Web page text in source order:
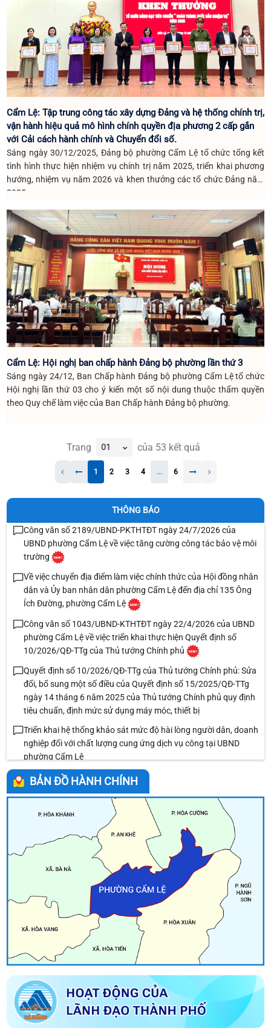
chí trong Ban Thường vụ, Ban Chấp hành Đảng bộ UBND phường và
toàn thể đảng viên thuộc Đảng ủy UBND phường.
Cẩm Lệ: Tập trung công tác xây dựng Đảng và hệ thống chính trị,
vận hành hiệu quả mô hình chính quyền địa phương 2 cấp gắn
với Cải cách hành chính và Chuyển đổi số.
Sáng ngày 30/12/2025, Đảng bộ phường Cẩm Lệ tổ chức tổng kết
tình hình thực hiện nhiệm vụ chính trị năm 2025, triển khai phương
hướng, nhiệm vụ năm 2026 và khen thưởng các tổ chức Đảng năm
2025.
Cẩm Lệ: Hội nghị ban chấp hành Đảng bộ phường lần thứ 3
Sáng ngày 24/12, Ban Chấp hành Đảng bộ phường Cẩm Lệ tổ chức
Hội nghị lần thứ 03 cho ý kiến một số nội dung thuộc thẩm quyền
theo Quy chế làm việc của Ban Chấp hành Đảng bộ phường.
Trang của 53 kết quả
1 2 3 4 ... 6
THÔNG BÁO
Công văn số 2189/UBND-PKTHTĐT ngày 24/7/2026 của
UBND phường Cẩm Lệ về việc tăng cường công tác bảo vệ môi
trường
Về việc chuyển địa điểm làm việc chính thức của Hội đồng nhân
dân và Ủy ban nhân dân phường Cẩm Lệ đến địa chỉ 135 Ông
Ích Đường, phường Cẩm Lệ
Công văn số 1043/UBND-KTHTĐT ngày 22/4/2026 của UBND
phường Cẩm Lệ về việc triển khai thực hiện Quyết định số
10/2026/QĐ-TTg của Thủ tướng Chính phủ
Quyết định số 10/2026/QĐ-TTg của Thủ tướng Chính phủ: Sửa
đổi, bổ sung một số điều của Quyết định số 15/2025/QĐ-TTg
ngày 14 tháng 6 năm 2025 của Thủ tướng Chính phủ quy định
tiêu chuẩn, định mức sử dụng máy móc, thiết bị
Triển khai hệ thống khảo sát mức độ hài lòng người dân, doanh
nghiệp đối với chất lượng cung ứng dịch vụ công tại UBND
phường Cẩm Lệ
Về việc giới thiệu chức danh và chữ ký Chủ tịch, các Phó Chủ
tịch Ủy ban nhân dân phường Cẩm Lệ nhiệm kỳ 2026-2031
Chương trình phát thanh 014
Kế hoạch Tổ chức đăng ký nghĩa vụ quân sự năm 2026
Tuyên truyền Bầu cử Đại biểu Quốc hội khóa XVI và Đại biểu Hội
đồng nhân dân các cấp nhiệm kỳ 2026-2031
Về việc công bố danh sách chính thức những người ứng cử đại
biểu Hội đồng nhân dân phường Cẩm Lệ khóa I nhiệm kỳ 2026
– 2031 theo từng đơn vị bầu cử
BẢN ĐỒ HÀNH CHÍNH